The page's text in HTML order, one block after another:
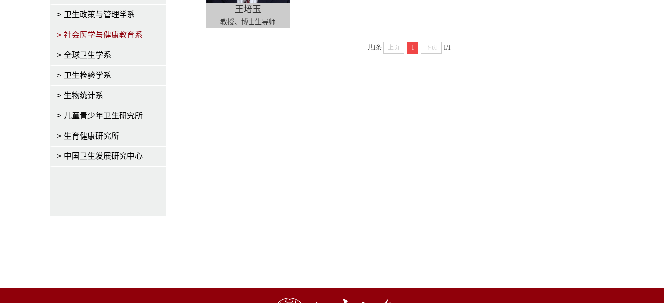
> 卫生政策与管理学系
> 社会医学与健康教育系
> 全球卫生学系
> 卫生检验学系
> 生物统计系
> 儿童青少年卫生研究所
> 生育健康研究所
> 中国卫生发展研究中心
王培玉
教授、博士生导师
共1条 上页 1 下页 1/1